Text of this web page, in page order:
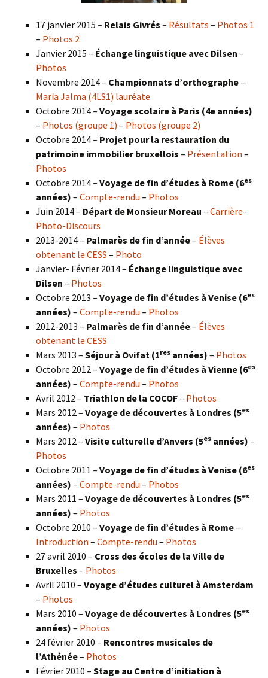
17 janvier 2015 – Relais Givrés – Résultats – Photos 1
– Photos 2
Janvier 2015 – Échange linguistique avec Dilsen –
Photos
Novembre 2014 – Championnats d’orthographe–
Maria Jalma (4LS1) lauréate
Octobre 2014 – Voyage scolaire à Paris (4e années)
– Photos (groupe 1) – Photos (groupe 2)
Octobre 2014 – Projet pour la restauration du
patrimoine immobilier bruxellois – Présentation –
Photos
Octobre 2014 – Voyage de fin d’études à Rome (6es
années) – Compte-rendu – Photos
Juin 2014 – Départ de Monsieur Moreau – Carrière-
Photo-Discours
2013-2014 – Palmarès de fin d’année– Élèves
obtenant le CESS – Photo
Janvier- Février 2014 – Échange linguistique avec
Dilsen – Photos
Octobre 2013 – Voyage de fin d’études à Venise (6es
années) – Compte-rendu – Photos
2012-2013 – Palmarès de fin d’année– Élèves
obtenant le CESS
Mars 2013 – Séjour à Ovifat (1res années) – Photos
Octobre 2012 – Voyage de fin d’études à Vienne (6es
années) – Compte-rendu – Photos
Avril 2012 – Triathlon de la COCOF– Photos
Mars 2012 – Voyage de découvertes à Londres (5es
années) – Photos
Mars 2012 – Visite culturelle d’Anvers (5es années) –
Photos
Octobre 2011 – Voyage de fin d’études à Venise (6es
années) – Compte-rendu – Photos
Mars 2011 – Voyage de découvertes à Londres (5es
années) – Photos
Octobre 2010 – Voyage de fin d’études à Rome–
Introduction – Compte-rendu – Photos
27 avril 2010 – Cross des écoles de la Ville de
Bruxelles – Photos
Avril 2010 – Voyage d’études culturel à Amsterdam
– Photos
Mars 2010 – Voyage de découvertes à Londres (5es
années) – Photos
24 février 2010 – Rencontres musicales de
l’Athénée– Photos
Février 2010 – Stage au Centre d’initiation à